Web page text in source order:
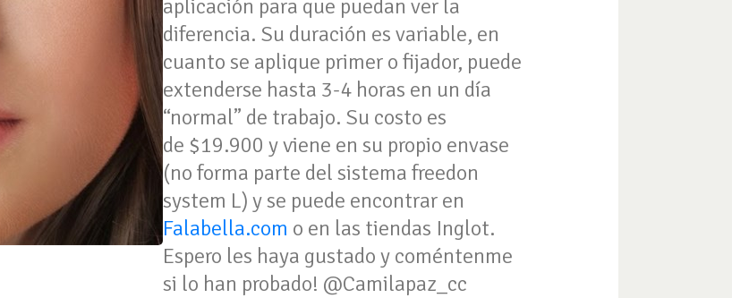
aplicación para que puedan ver la
diferencia. Su duración es variable, en
cuanto se aplique primer o fijador, puede
extenderse hasta 3-4 horas en un día
“normal” de trabajo. Su costo es
de $19.900 y viene en su propio envase
(no forma parte del sistema freedon
system L) y se puede encontrar en
Falabella.com o en las tiendas Inglot.
Espero les haya gustado y coméntenme
si lo han probado! @Camilapaz_cc